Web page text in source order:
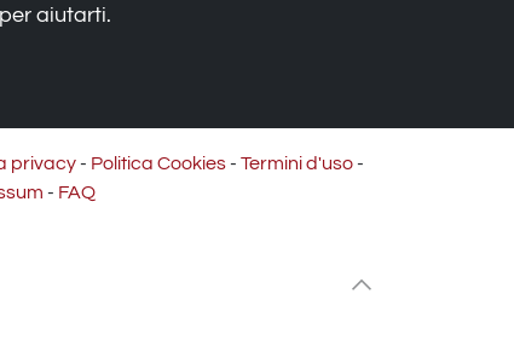
aiutarti.
privacy- Politica Cookies- Termini d'uso-
- FAQ